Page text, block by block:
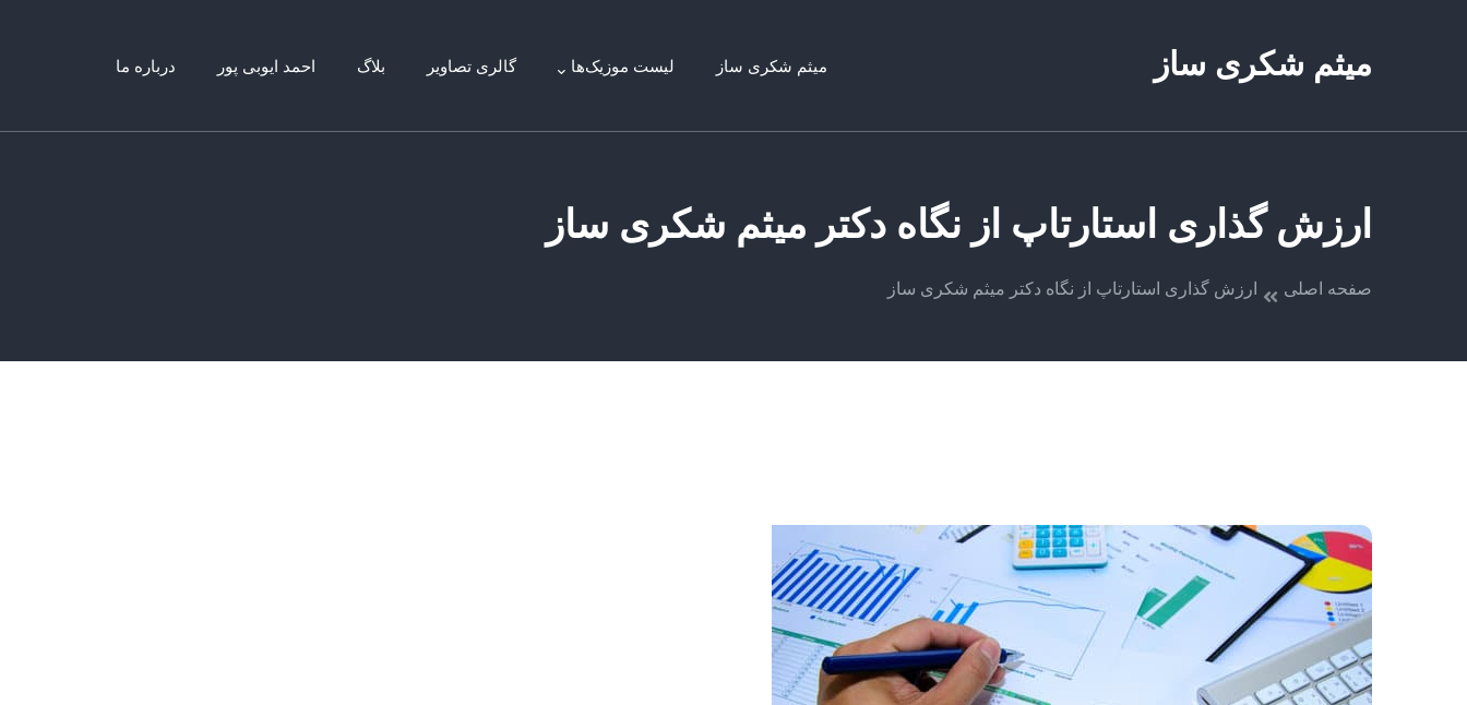
میثم شکری ساز میثم شکری ساز لیست موزیک‌ها گالری تصاویر بلاگ احمد ایوبی پور درباره ما
ارزش گذاری استارتاپ از نگاه دکتر میثم شکری ساز
صفحه اصلی ارزش گذاری استارتاپ از نگاه دکتر میثم شکری ساز